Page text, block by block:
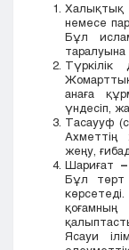
Халықтық
немесе
Бұл
таралуына
анаға
үндесіп,
Тасаууф
Ахметтің
жеңу,
Шариғат –
Бұл төрт
көрсетеді.
Ясауи